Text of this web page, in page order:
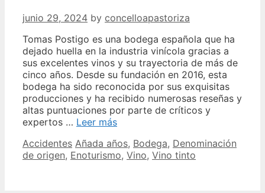
junio 29, 2024 by concelloapastoriza
Tomas Postigo es una bodega española que ha
dejado huella en la industria vinícola gracias a
sus excelentes vinos y su trayectoria de más de
cinco años. Desde su fundación en 2016, esta
bodega ha sido reconocida por sus exquisitas
producciones y ha recibido numerosas reseñas y
altas puntuaciones por parte de críticos y
expertos … Leer másTomas
5
Años
Categories
Accidentes Tags
Añada años, Bodega, Denominación
de origen, Enoturismo, Vino, Vino tinto